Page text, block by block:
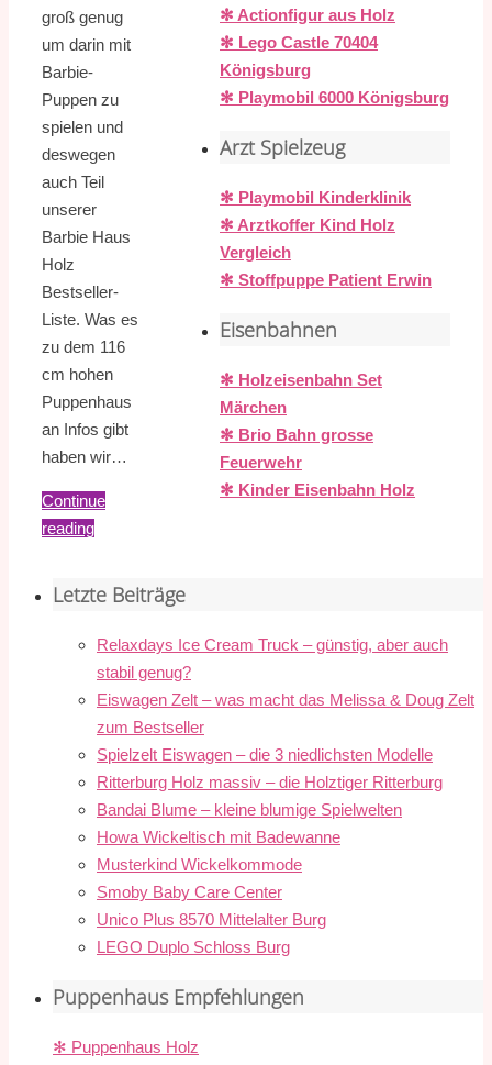
groß genug
um darin mit
Barbie-
Puppen zu
spielen und
deswegen
auch Teil
unserer
Barbie Haus
Holz
Bestseller-
Liste. Was es
zu dem 116
cm hohen
Puppenhaus
an Infos gibt
haben wir…
Continue
reading
✻ Actionfigur aus Holz
✻ Lego Castle 70404
Königsburg
✻ Playmobil 6000 Königsburg
Arzt Spielzeug
✻ Playmobil Kinderklinik
✻ Arztkoffer Kind Holz
Vergleich
✻ Stoffpuppe Patient Erwin
Eisenbahnen
✻ Holzeisenbahn Set
Märchen
✻ Brio Bahn grosse
Feuerwehr
✻ Kinder Eisenbahn Holz
Letzte Beiträge
Relaxdays Ice Cream Truck – günstig, aber auch
stabil genug?
Eiswagen Zelt – was macht das Melissa & Doug Zelt
zum Bestseller
Spielzelt Eiswagen – die 3 niedlichsten Modelle
Ritterburg Holz massiv – die Holztiger Ritterburg
Bandai Blume – kleine blumige Spielwelten
Howa Wickeltisch mit Badewanne
Musterkind Wickelkommode
Smoby Baby Care Center
Unico Plus 8570 Mittelalter Burg
LEGO Duplo Schloss Burg
Puppenhaus Empfehlungen
✻ Puppenhaus Holz